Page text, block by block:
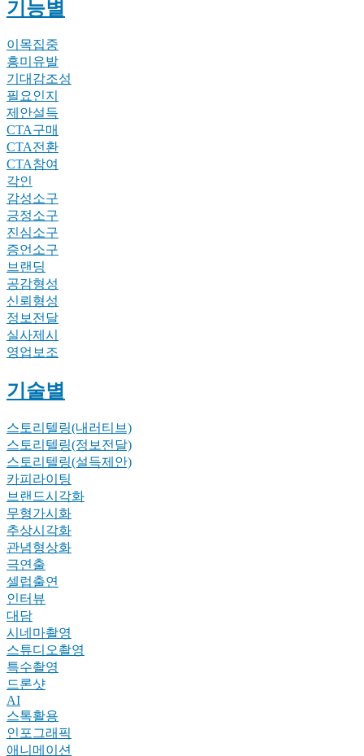
기능별
이목집중
흥미유발
기대감조성
필요인지
제안설득
CTA구매
CTA전환
CTA참여
각인
감성소구
긍정소구
진심소구
증언소구
브랜딩
공감형성
신뢰형성
정보전달
실사제시
영업보조
기술별
스토리텔링(내러티브)
스토리텔링(정보전달)
스토리텔링(설득제안)
카피라이팅
브랜드시각화
무형가시화
추상시각화
관념형상화
극연출
셀럽출연
인터뷰
대담
시네마촬영
스튜디오촬영
특수촬영
드론샷
AI
스톡활용
인포그래픽
애니메이션